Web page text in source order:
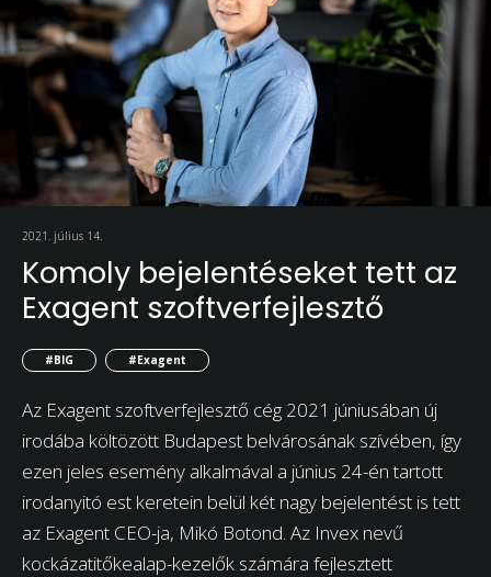
2021. július 14.
Komoly bejelentéseket tett az
Exagent szoftverfejlesztő
#BIG #Exagent
Az Exagent szoftverfejlesztő cég 2021 júniusában új
irodába költözött Budapest belvárosának szívében, így
ezen jeles esemény alkalmával a június 24-én tartott
irodanyitó est keretein belül két nagy bejelentést is tett
az Exagent CEO-ja, Mikó Botond. Az Invex nevű
kockázatitőkealap-kezelők számára fejlesztett